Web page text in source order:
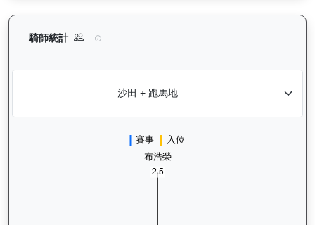
騎師統計 正本巨星（L056）— 騎師統計分析：查看各騎